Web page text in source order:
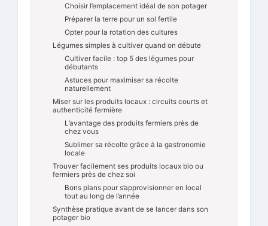
Choisir l’emplacement idéal de son potager
Préparer la terre pour un sol fertile
Opter pour la rotation des cultures
Légumes simples à cultiver quand on débute
Cultiver facile : top 5 des légumes pour
débutants
Astuces pour maximiser sa récolte
naturellement
Miser sur les produits locaux : circuits courts et
authenticité fermière
L’avantage des produits fermiers près de
chez vous
Sublimer sa récolte grâce à la gastronomie
locale
Trouver facilement ses produits locaux bio ou
fermiers près de chez soi
Bons plans pour s’approvisionner en local
tout au long de l’année
Synthèse pratique avant de se lancer dans son
potager bio